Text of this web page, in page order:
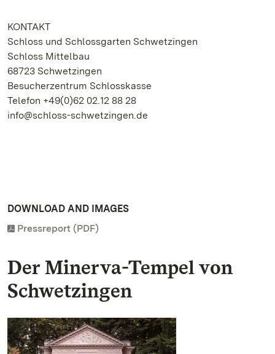
KONTAKT
Schloss und Schlossgarten Schwetzingen
Schloss Mittelbau
68723 Schwetzingen
Besucherzentrum Schlosskasse
Telefon +49(0)62 02.12 88 28
info@schloss-schwetzingen.de
DOWNLOAD AND IMAGES
Pressreport (PDF)
Der Minerva-Tempel von
Schwetzingen